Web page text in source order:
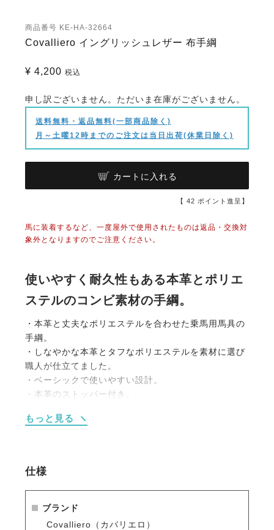
商品番号 KE-HA-32664
Covalliero イングリッシュレザー 布手綱
¥ 4,200 税込
申し訳ございません。ただいま在庫がございません。
送料無料・返品無料(一部商品除く)
月～土曜12時までのご注文は当日出荷(休業日除く)
カートに入れる
【 42 ポイント進呈】
馬に装着するなど、一度屋外で使用されたものは返品・交換対
象外となりますのでご注意ください。
使いやすく耐久性もある本革とポリエ
ステルのコンビ素材の手綱。
・本革と丈夫なポリエステルを合わせた乗馬用馬具の
手綱。
・しなやかな本革とタフなポリエステルを素材に選び
職人が仕立てました。
・ベーシックで使いやすい設計。
・本革のストッパー付き。
もっと見る
仕様
ブランド
Covalliero（カバリエロ）